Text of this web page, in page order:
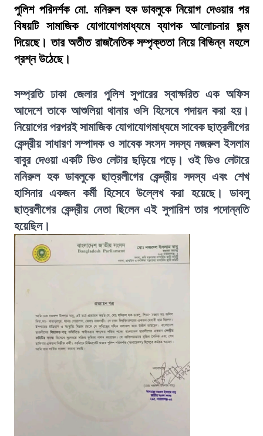
পুলিশ পরিদর্শক মো. মনিরুল হক ডাবলুকে নিয়োগ দেওয়ার পর
বিষয়টি সামাজিক যোগাযোগমাধ্যমে ব্যাপক আলোচনার জন্ম
দিয়েছে। তার অতীত রাজনৈতিক সম্পৃক্ততা নিয়ে বিভিন্ন মহলে
প্রশ্ন উঠেছে।
সম্প্রতি ঢাকা জেলার পুলিশ সুপারের স্বাক্ষরিত এক অফিস
আদেশে তাকে আশুলিয়া থানার ওসি হিসেবে পদায়ন করা হয়।
নিয়োগের পরপরই সামাজিক যোগাযোগমাধ্যমে সাবেক ছাত্রলীগের
কেন্দ্রীয় সাধারণ সম্পাদক ও সাবেক সংসদ সদস্য নজরুল ইসলাম
বাবুর দেওয়া একটি ডিও লেটার ছড়িয়ে পড়ে। ওই ডিও লেটারে
মনিরুল হক ডাবলুকে ছাত্রলীগের কেন্দ্রীয় সদস্য এবং শেখ
হাসিনার একজন কর্মী হিসেবে উল্লেখ করা হয়েছে। ডাবলু
ছাত্রলীগের কেন্দ্রীয় নেতা ছিলেন এই সুপারিশ তার পদোন্নতি
হয়েছিল।